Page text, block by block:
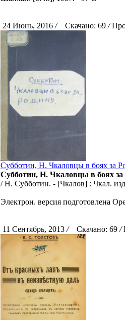
24 Июнь, 2016 /Скачано: 69 /
Субботин, Н. Чкаловцы в боях за
Субботин, Н. Чкаловцы в боях за
/ Н. Субботин. - [Чкалов] : Чкал.
Электрон. версия подготовлена
11 Сентябрь, 2013 /Скачано: 69 /